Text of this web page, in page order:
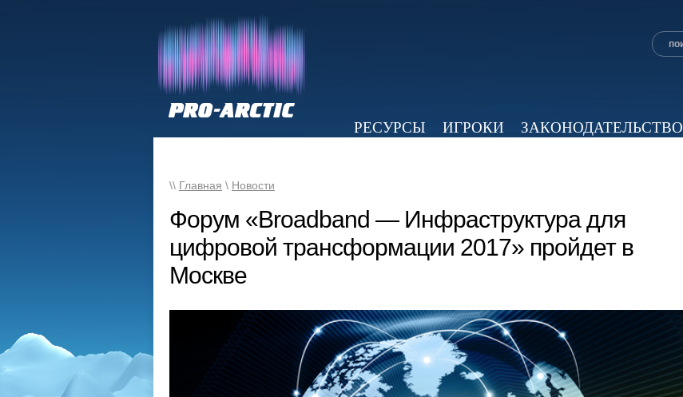
РЕСУРСЫ ИГРОКИ ЗАКОНОДАТЕЛЬСТВО
\\ Главная \ Новости
Форум «Broadband — Инфраструктура для
цифровой трансформации 2017» пройдет в
Москве